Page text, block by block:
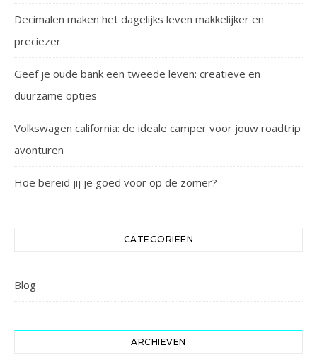
Decimalen maken het dagelijks leven makkelijker en
preciezer
Geef je oude bank een tweede leven: creatieve en
duurzame opties
Volkswagen california: de ideale camper voor jouw roadtrip
avonturen
Hoe bereid jij je goed voor op de zomer?
CATEGORIEËN
Blog
ARCHIEVEN